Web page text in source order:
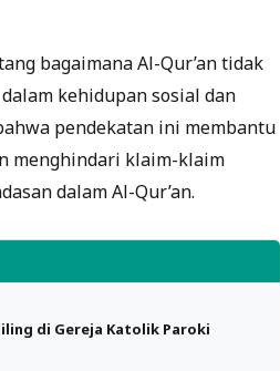
bagaimana Al-Qur’an tidak
kehidupan sosial dan
pendekatan ini membantu
menghindari klaim-klaim
dalam Al-Qur’an.
di Gereja Katolik Paroki